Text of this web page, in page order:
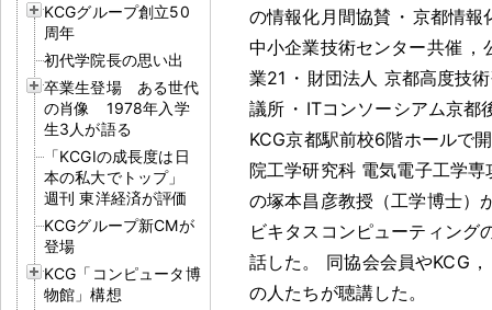
KCGグループ創立50
周年
初代学院長の思い出
卒業生登場 ある世代
の肖像 1978年入学
生3人が語る
「KCGIの成長度は日
本の私大でトップ」
週刊 東洋経済が評価
KCGグループ新CMが
登場
KCG「コンピュータ博
物館」構想
の情報化月間協賛 ・ 京都情報
中小企業技術センター共催 ，
業21 ・ 財団法人 京都高度技
議所 ・ ITコンソーシアム京都
KCG京都駅前校6階ホールで
院工学研究科 電気電子工学
の塚本昌彦教授（工学博士）
ビキタスコンピューティング
話した 。 同協会会員やKCG ，
の人たちが聴講した 。